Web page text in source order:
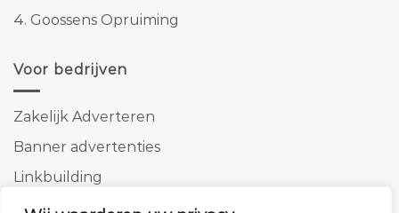
4. Goossens Opruiming
Voor bedrijven
Zakelijk Adverteren
Banner advertenties
Linkbuilding
SEO copywriting